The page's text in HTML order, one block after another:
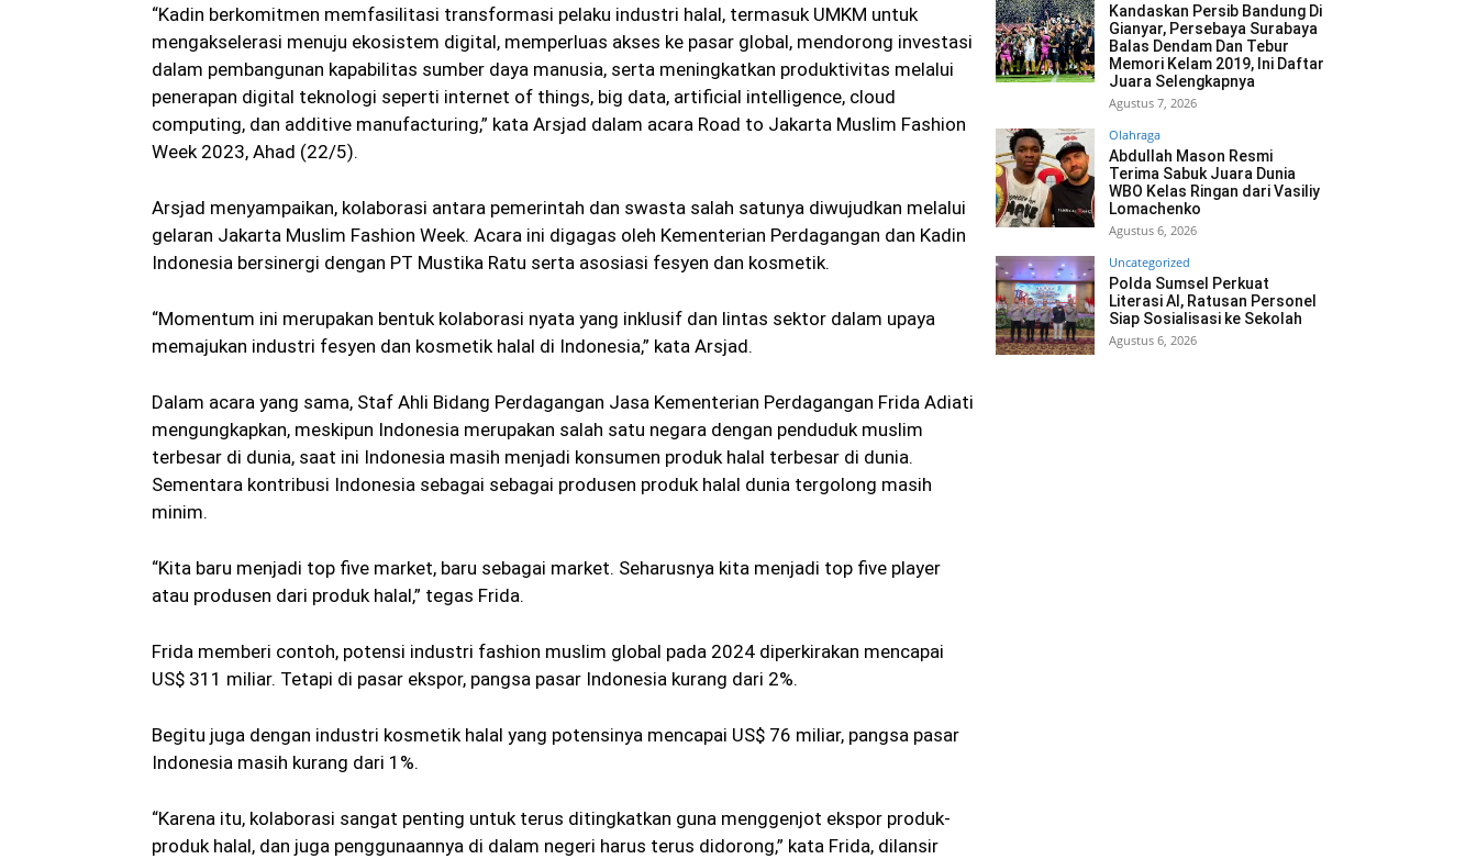
“Kadin berkomitmen memfasilitasi transformasi pelaku industri halal, termasuk UMKM untuk
mengakselerasi menuju ekosistem digital, memperluas akses ke pasar global, mendorong investasi
dalam pembangunan kapabilitas sumber daya manusia, serta meningkatkan produktivitas melalui
penerapan digital teknologi seperti internet of things, big data, artificial intelligence, cloud
computing, dan additive manufacturing,” kata Arsjad dalam acara Road to Jakarta Muslim Fashion
Week 2023, Ahad (22/5).
Arsjad menyampaikan, kolaborasi antara pemerintah dan swasta salah satunya diwujudkan melalui
gelaran Jakarta Muslim Fashion Week. Acara ini digagas oleh Kementerian Perdagangan dan Kadin
Indonesia bersinergi dengan PT Mustika Ratu serta asosiasi fesyen dan kosmetik.
“Momentum ini merupakan bentuk kolaborasi nyata yang inklusif dan lintas sektor dalam upaya
memajukan industri fesyen dan kosmetik halal di Indonesia,” kata Arsjad.
Dalam acara yang sama, Staf Ahli Bidang Perdagangan Jasa Kementerian Perdagangan Frida Adiati
mengungkapkan, meskipun Indonesia merupakan salah satu negara dengan penduduk muslim
terbesar di dunia, saat ini Indonesia masih menjadi konsumen produk halal terbesar di dunia.
Sementara kontribusi Indonesia sebagai sebagai produsen produk halal dunia tergolong masih
minim.
“Kita baru menjadi top five market, baru sebagai market. Seharusnya kita menjadi top five player
atau produsen dari produk halal,” tegas Frida.
Frida memberi contoh, potensi industri fashion muslim global pada 2024 diperkirakan mencapai
US$ 311 miliar. Tetapi di pasar ekspor, pangsa pasar Indonesia kurang dari 2%.
Begitu juga dengan industri kosmetik halal yang potensinya mencapai US$ 76 miliar, pangsa pasar
Indonesia masih kurang dari 1%.
“Karena itu, kolaborasi sangat penting untuk terus ditingkatkan guna menggenjot ekspor produk-
produk halal, dan juga penggunaannya di dalam negeri harus terus didorong,” kata Frida, dilansir
Kandaskan Persib Bandung Di
Gianyar, Persebaya Surabaya
Balas Dendam Dan Tebur
Memori Kelam 2019, Ini Daftar
Juara Selengkapnya
Agustus 7, 2026
Olahraga
Abdullah Mason Resmi
Terima Sabuk Juara Dunia
WBO Kelas Ringan dari Vasiliy
Lomachenko
Agustus 6, 2026
Uncategorized
Polda Sumsel Perkuat
Literasi AI, Ratusan Personel
Siap Sosialisasi ke Sekolah
Agustus 6, 2026